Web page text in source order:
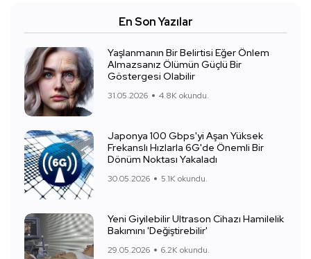
En Son Yazılar
Yaşlanmanın Bir Belirtisi Eğer Önlem
Almazsanız Ölümün Güçlü Bir
Göstergesi Olabilir
31.05.2026 4.8K okundu.
Japonya 100 Gbps'yi Aşan Yüksek
Frekanslı Hızlarla 6G'de Önemli Bir
Dönüm Noktası Yakaladı
30.05.2026 5.1K okundu.
Yeni Giyilebilir Ultrason Cihazı Hamilelik
Bakımını 'Değiştirebilir'
29.05.2026 6.2K okundu.